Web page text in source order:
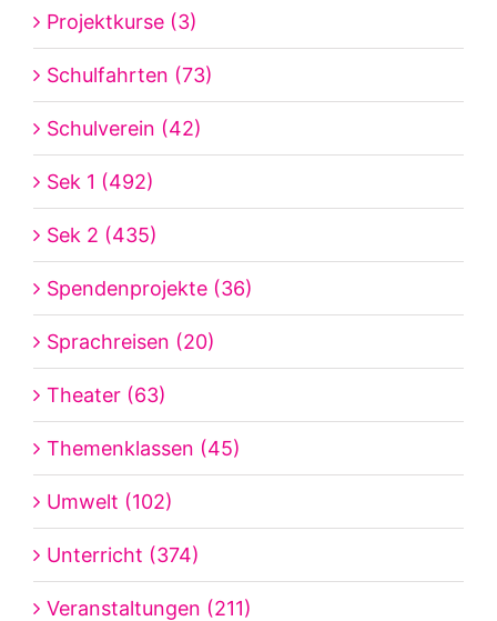
Projektkurse (3)
Schulfahrten (73)
Schulverein (42)
Sek 1 (492)
Sek 2 (435)
Spendenprojekte (36)
Sprachreisen (20)
Theater (63)
Themenklassen (45)
Umwelt (102)
Unterricht (374)
Veranstaltungen (211)